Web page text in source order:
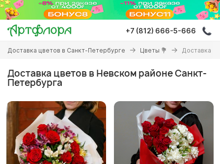
Перейти
основному
содержанию
+7 (812) 666-5-666
Вы
здесь
Доставка цветов в Санкт-Петербурге Цветы 💐 Доставка
Доставка цветов в Невском районе Санкт-
Петербурга